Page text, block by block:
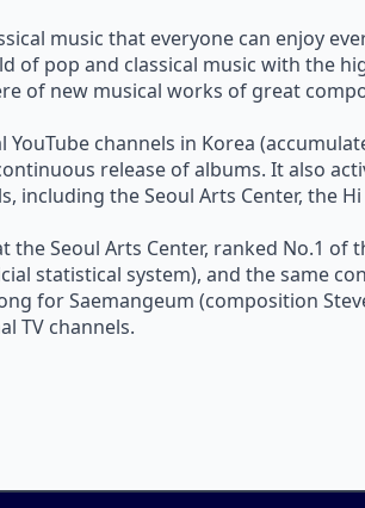
music that everyone can enjoy
of pop and classical music with the
of new musical works of great
channels in Korea
release of albums. It also
the Seoul Arts Center, the
Seoul Arts Center, ranked No.1 of
statistical system), and the same
for Saemangeum (composition
TV channels.